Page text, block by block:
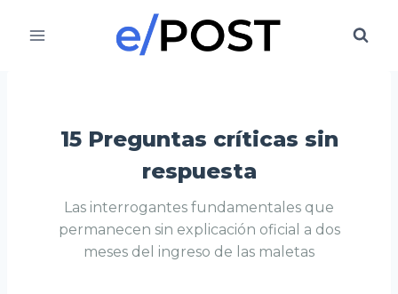
15 Preguntas críticas sin
respuesta
Las interrogantes fundamentales que
permanecen sin explicación oficial a dos
meses del ingreso de las maletas